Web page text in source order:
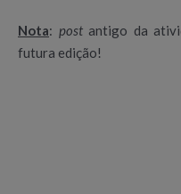
Nota: postantigo da
futura edição!